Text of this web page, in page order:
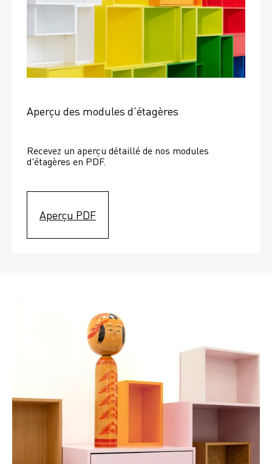
Aperçu des modules d'étagères
Recevez un aperçu détaillé de nos modules
d'étagères en PDF.
Aperçu PDF